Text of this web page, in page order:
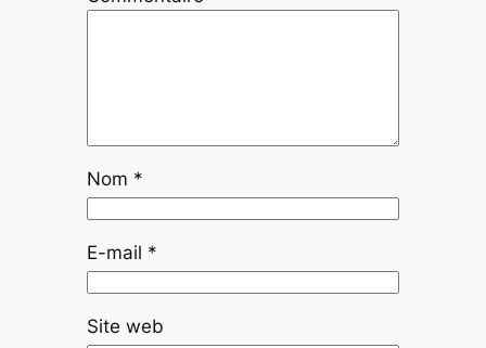
Nom *
E-mail *
Site web